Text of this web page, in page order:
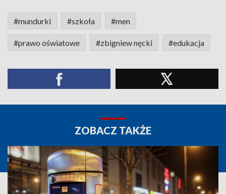
#mundurki #szkoła #men
#prawo oświatowe #zbigniew nęcki #edukacja
ZOBACZ TAKŻE